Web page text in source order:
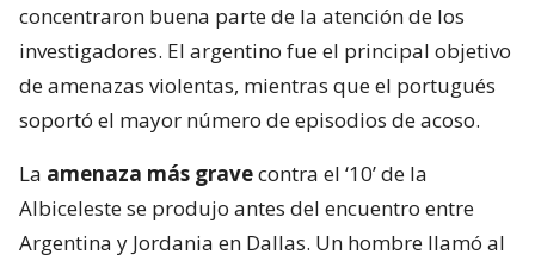
concentraron buena parte de la atención de los
investigadores. El argentino fue el principal objetivo
de amenazas violentas, mientras que el portugués
soportó el mayor número de episodios de acoso.
La amenaza más gravecontra el ‘10’ de la
Albiceleste se produjo antes del encuentro entre
Argentina y Jordania en Dallas. Un hombre llamó al